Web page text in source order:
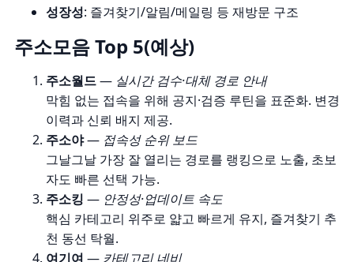
성장성: 즐겨찾기/알림/메일링 등 재방문 구조
주소모음 Top 5(예상)
주소월드— 실시간 검수·대체 경로 안내
막힘 없는 접속을 위해 공지·검증 루틴을 표준화. 변경
이력과 신뢰 배지 제공.
주소야— 접속성 순위 보드
그날그날 가장 잘 열리는 경로를 랭킹으로 노출, 초보
자도 빠른 선택 가능.
주소킹 — 안정성·업데이트 속도
핵심 카테고리 위주로 얇고 빠르게 유지, 즐겨찾기 추
천 동선 탁월.
여기여 — 카테고리 네비